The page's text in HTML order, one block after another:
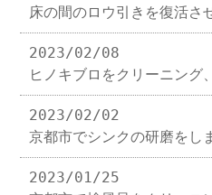
床の間のロウ引きを復活さ
2023/02/08
ヒノキブロをクリーニング
2023/02/02
京都市でシンクの研磨をし
2023/01/25